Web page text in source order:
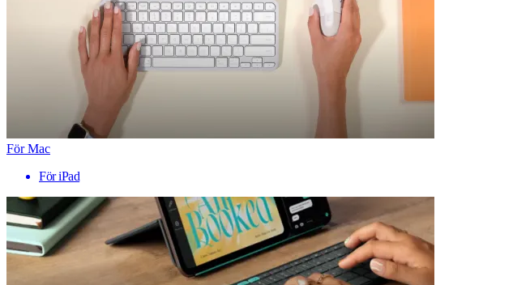
För Mac
För iPad